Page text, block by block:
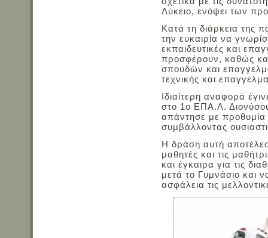
Λύκειο, ενόψει των
Κατά τη διάρκεια της
την ευκαιρία να
εκπαιδευτικές και
προσφέρουν, καθώς
σπουδών και
τεχνικής και
Ιδιαίτερη αναφορά
στο 1ο ΕΠΑ.Λ.
απάντησε με προθυμία
συμβάλλοντας
Η δράση αυτή
μαθητές και τις
και έγκαιρα για τις
μετά το Γυμνάσιο και
ασφάλεια τις